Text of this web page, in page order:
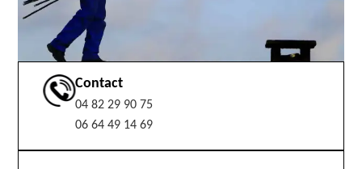
Contact
04 82 29 90 75
06 64 49 14 69